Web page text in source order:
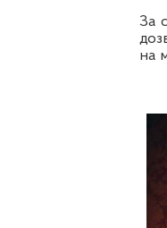
За
на